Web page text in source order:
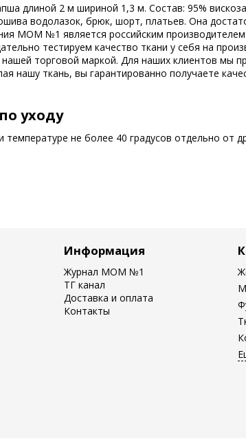
длиной 2 м шириной 1,3 м. Состав: 95%
водолазок, брюк, шорт, платьев. Она
MOM №1 является российским
тестируем качество ткани у себя на
торговой маркой. Для наших клиентов мы
нашу ткань, вы гарантированно получаете
уходу
температуре не более 40 градусов отдельно от
Информация
Журнал MOM №1
ТГ канал
Доставка и оплата
Контакты